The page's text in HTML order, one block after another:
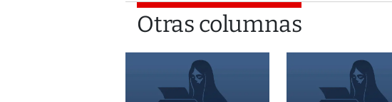
Otras columnas